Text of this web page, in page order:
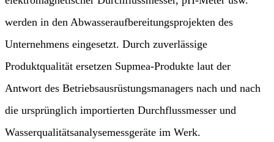
werden in den Abwasseraufbereitungsprojekten des
Unternehmens eingesetzt. Durch zuverlässige
Produktqualität ersetzen Supmea-Produkte laut der
Antwort des Betriebsausrüstungsmanagers nach und nach
die ursprünglich importierten Durchflussmesser und
Wasserqualitätsanalysemessgeräte im Werk.